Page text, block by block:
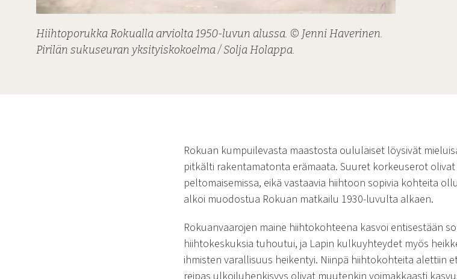
Hiihtoporukka Rokualla arviolta 1950-luvun alussa. © Jenni Haverinen.
Pirilän sukuseuran yksityiskokoelma / Solja Holappa.
Rokuan kumpuilevasta maastosta oululaiset löysivät
pitkälti rakentamatonta erämaata. Suuret korkeuserot
peltomaisemissa, eikä vastaavia hiihtoon sopivia kohteita
alkoi muodostua Rokuan matkailu 1930-luvulta alkaen.
Rokuanvaarojen maine hiihtokohteena kasvoi entisestään
hiihtokeskuksia tuhoutui, ja Lapin kulkuyhteydet myös
ihmisten varallisuus heikentyi. Niinpä hiihtokohteita alettiin